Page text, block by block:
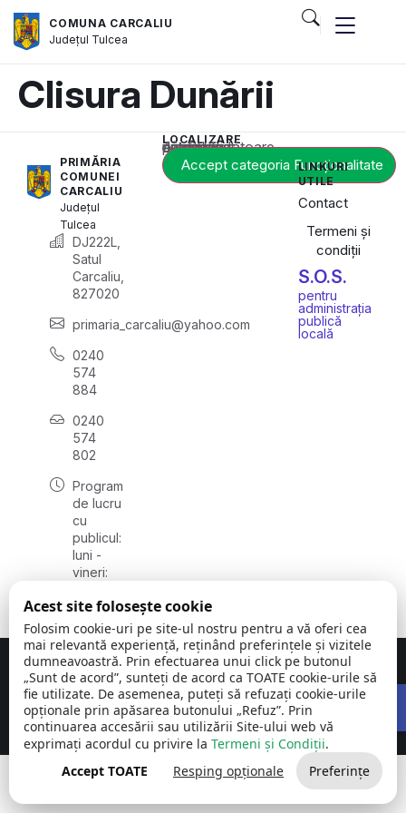
COMUNA CARCALIU
Județul Tulcea
Clisura Dunării
PRIMĂRIA
COMUNEI
CARCALIU
Județul
Tulcea
DJ222L,
Satul
Carcaliu,
827020
primaria_carcaliu@yahoo.com
0240
574
884
0240
574
802
Program
de lucru
cu
publicul:
luni -
vineri:
16:00
LOCALIZARE
Acest conținut este blocat până când acceptați categoria corespunzătoare de cookie-uri.
Accept categoria Funcționalitate
LINKURI
UTILE
Contact
Termeni și
condiții
S.O.S.
pentru
administrația
publică
locală
Comuna Carcaliu | județul
Tulcea
©
2026
Toate drepturile
rezervate
Concept realizat deBig Media Relații Publice SRL
Acest site folosește cookie
Folosim cookie-uri pe site-ul nostru pentru a vă oferi cea
mai relevantă experiență, reținând preferințele și vizitele
dumneavoastră. Prin efectuarea unui click pe butonul
„Sunt de acord”, sunteți de acord ca TOATE cookie-urile să
fie utilizate. De asemenea, puteți să refuzați cookie-urile
opționale prin apăsarea butonului „Refuz”. Prin
continuarea accesării sau utilizării Site-ului web vă
exprimați acordul cu privire la Termeni și Condiții.
Accept TOATE
Resping opționale Preferințe